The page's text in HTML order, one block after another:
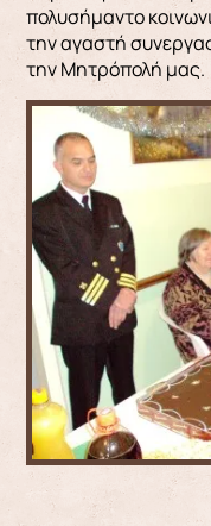
πολυσήμαντο
την αγαστή
την Μητρόπολή μας.